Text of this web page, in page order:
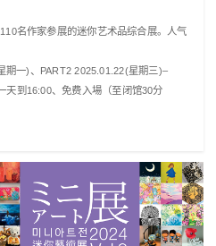
名作家参展的迷你艺术品综合展。人气
期一)、PART2 2025.01.22(星期三)–
天到16:00、免费入場（至闭馆30分